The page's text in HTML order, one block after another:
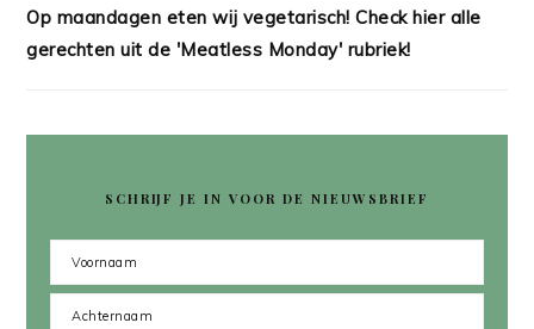
Op maandagen eten wij vegetarisch! Check hier alle
gerechten uit de 'Meatless Monday' rubriek!
SCHRIJF JE IN VOOR DE NIEUWSBRIEF